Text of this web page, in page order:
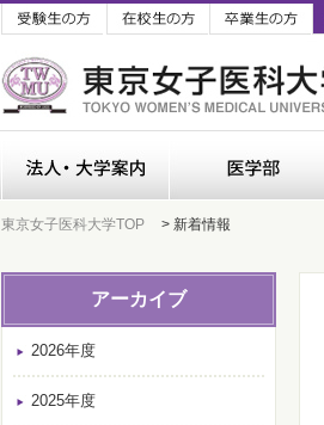
受験生の方 在校生の方
東京女子医科大学TOP > 新着情報
アーカイブ
2026年度
2025年度